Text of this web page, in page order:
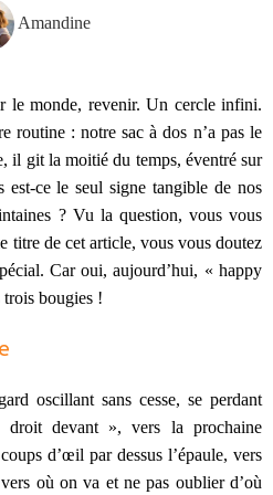
Amandine
le monde, revenir. Un cercle infini.
routine : notre sac à dos n’a pas le
il git la moitié du temps, éventré sur
ce le seul signe tangible de nos
? Vu la question, vous vous
titre de cet article, vous vous doutez
Car oui, aujourd’hui, « happy
bougies !
oscillant sans cesse, se perdant
devant », vers la prochaine
d’œil par dessus l’épaule, vers
où on va et ne pas oublier d’où